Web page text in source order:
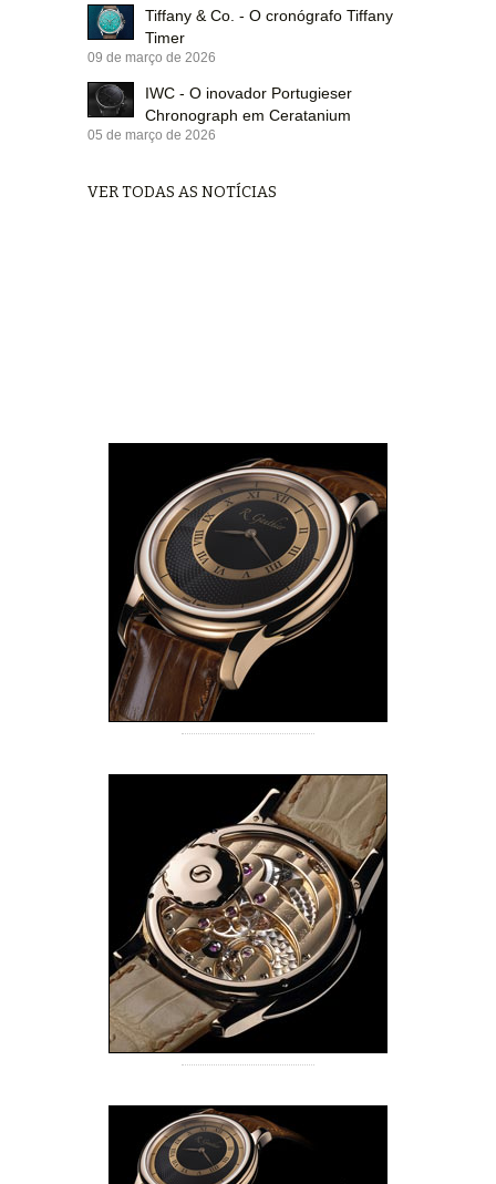
Tiffany & Co. - O cronógrafo Tiffany
Timer
09 de março de 2026
IWC - O inovador Portugieser
Chronograph em Ceratanium
05 de março de 2026
VER TODAS AS NOTÍCIAS